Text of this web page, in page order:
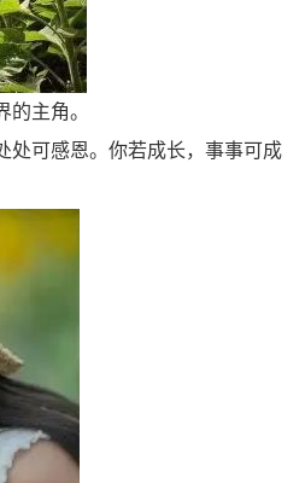
主角。
处可感恩。你若成长，事事可成